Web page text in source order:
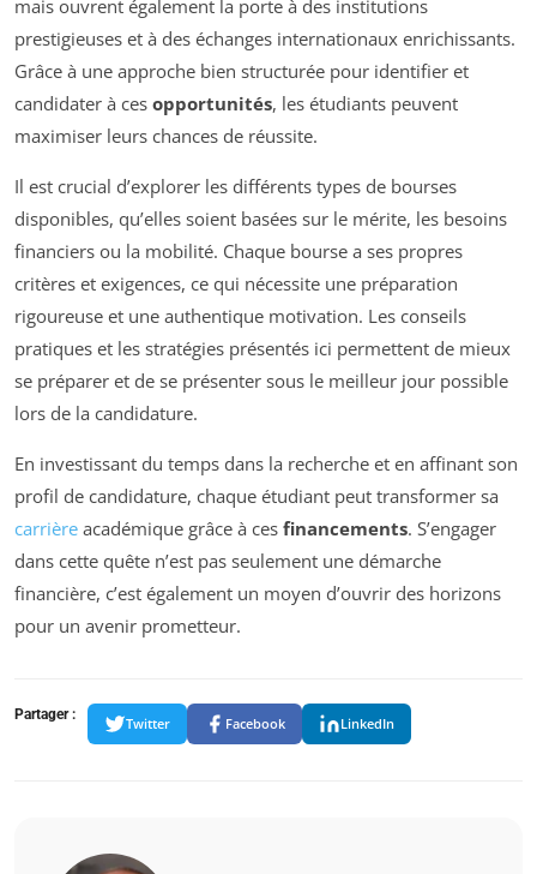
mais ouvrent également la porte à des institutions
prestigieuses et à des échanges internationaux enrichissants.
Grâce à une approche bien structurée pour identifier et
candidater à ces opportunités, les étudiants peuvent
maximiser leurs chances de réussite.
Il est crucial d’explorer les différents types de bourses
disponibles, qu’elles soient basées sur le mérite, les besoins
financiers ou la mobilité. Chaque bourse a ses propres
critères et exigences, ce qui nécessite une préparation
rigoureuse et une authentique motivation. Les conseils
pratiques et les stratégies présentés ici permettent de mieux
se préparer et de se présenter sous le meilleur jour possible
lors de la candidature.
En investissant du temps dans la recherche et en affinant son
profil de candidature, chaque étudiant peut transformer sa
carrière académique grâce à ces financements. S’engager
dans cette quête n’est pas seulement une démarche
financière, c’est également un moyen d’ouvrir des horizons
pour un avenir prometteur.
Partager :
Twitter Facebook LinkedIn